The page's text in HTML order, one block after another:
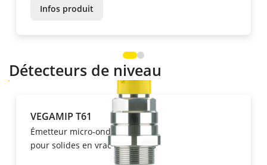
Infos produit
Détecteurs de niveau
VEGAMIP T61
Émetteur micro-ondes
pour solides en vrac et liquides